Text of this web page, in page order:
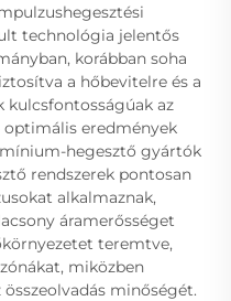
technológia jelentős
korábban soha
a hőbevitelre és a
az
eredmények
hegesztő gyártók
rendszerek pontosan
alkalmaznak,
áramerősséget
teremtve,
miközben
minőségét.